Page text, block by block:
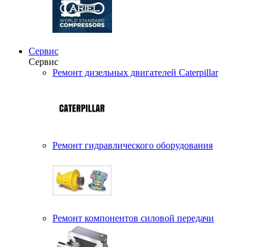
Сервис
Сервис
Ремонт дизельных двигателей Caterpillar
Ремонт гидравлического оборудования
Ремонт компонентов силовой передачи